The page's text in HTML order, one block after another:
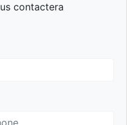
contactera